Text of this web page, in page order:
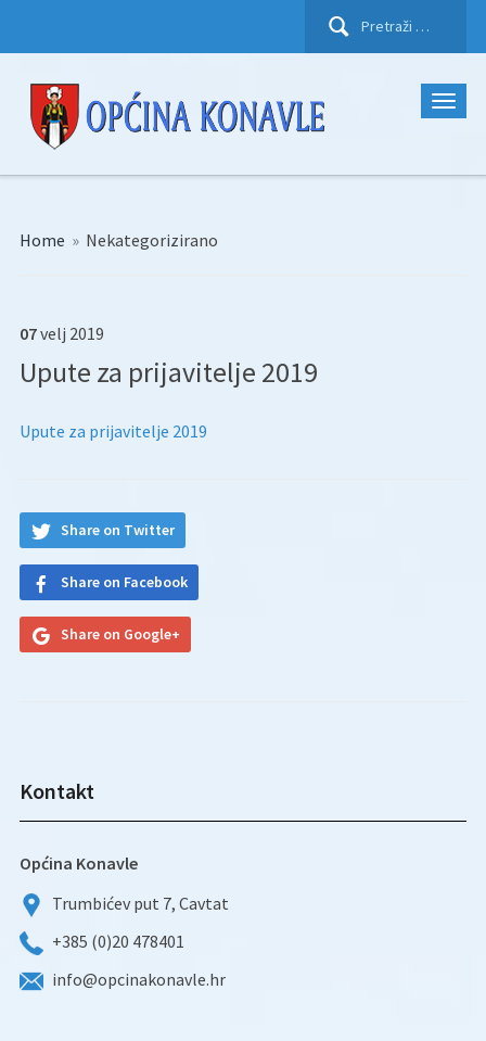
Pretraži:
Home » Nekategorizirano
07velj 2019
Upute za prijavitelje 2019
Upute za prijavitelje 2019
Share on Twitter
Share on Facebook
Share on Google+
Kontakt
Općina Konavle
Trumbićev put 7, Cavtat
+385 (0)20 478401
info@opcinakonavle.hr